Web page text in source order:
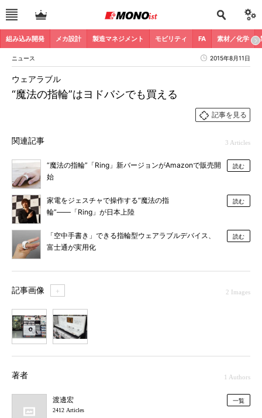
組み込み開発 メカ設計 製造マネジメント モビリティ FA 素材／化学
ニュース 2015年8月11日
“魔法の指輪”はヨドバシでも買える
ウェアラブル
記事を見る
関連記事 3 Articles
“魔法の指輪”「Ring」新バージョンがAmazonで販売開
始
読む
家電をジェスチャで操作する“魔法の指
輪”――「Ring」が日本上陸
読む
「空中手書き」できる指輪型ウェアラブルデバイス、
富士通が実用化
読む
記事画像 ＋ 2 Images
著者 1 Authors
渡邊宏
2412 Articles
一覧